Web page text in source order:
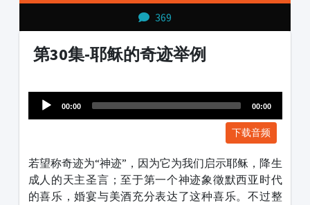
369
第30集-耶稣的奇迹举例
Player
00:00 00:00
下载音频
若望称奇迹为“神迹”，因为它为我们启示耶稣，降生
成人的天主圣言；至于第一个神迹象徵默西亚时代
的喜乐，婚宴与美酒充分表达了这种喜乐。不过整